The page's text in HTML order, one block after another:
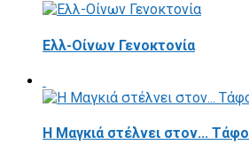
Ελλ-Οίνων Γενοκτονία
H Μαγκιά στέλνει στον... Τάφο